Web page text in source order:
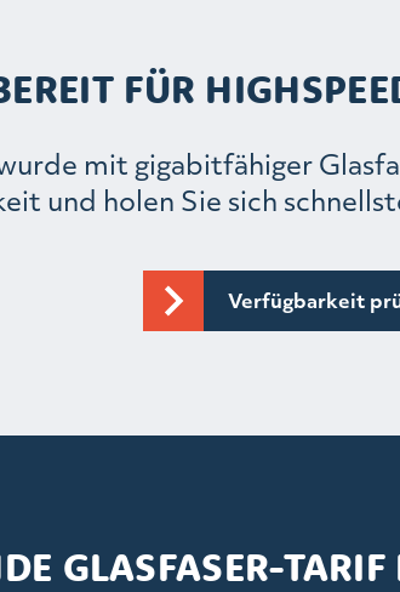
FÜR
mit gigabitfähiger
und holen Sie sich
Verfügbarkeit
GLASFASER-